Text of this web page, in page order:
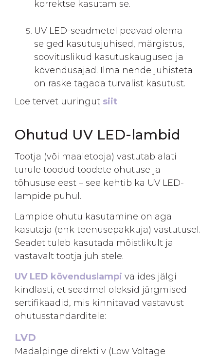
korrektse kasutamise.
UV LED-seadmetel peavad olema
selged kasutusjuhised, märgistus,
soovituslikud kasutuskaugused ja
kõvendusajad. Ilma nende juhisteta
on raske tagada turvalist kasutust.
Loe tervet uuringut siit.
Ohutud UV LED-lambid
Tootja (või maaletooja) vastutab alati
turule toodud toodete ohutuse ja
tõhususe eest – see kehtib ka UV LED-
lampide puhul.
Lampide ohutu kasutamine on aga
kasutaja (ehk teenusepakkuja) vastutusel.
Seadet tuleb kasutada mõistlikult ja
vastavalt tootja juhistele.
UV LED kõvenduslampi valides jälgi
kindlasti, et seadmel oleksid järgmised
sertifikaadid, mis kinnitavad vastavust
ohutusstandarditele:
LVD
Madalpinge direktiiv (Low Voltage